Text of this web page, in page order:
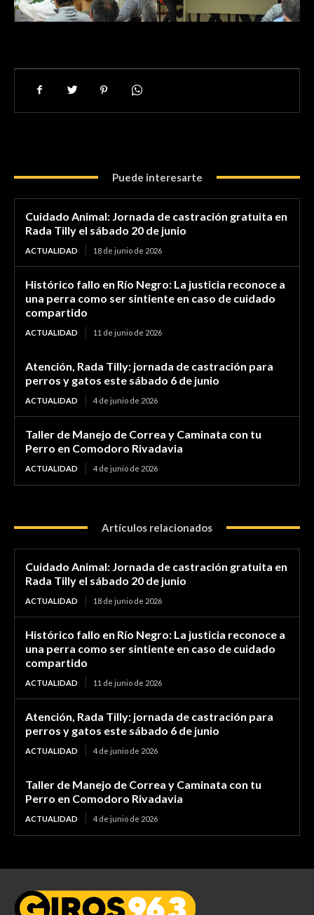
Puede interesarte
Cuidado Animal: Jornada de castración gratuita en
Rada Tilly el sábado 20 de junio
ACTUALIDAD 18 de junio de 2026
Histórico fallo en Río Negro: La justicia reconoce a
una perra como ser sintiente en caso de cuidado
compartido
ACTUALIDAD 11 de junio de 2026
Atención, Rada Tilly: jornada de castración para
perros y gatos este sábado 6 de junio
ACTUALIDAD 4 de junio de 2026
Taller de Manejo de Correa y Caminata con tu
Perro en Comodoro Rivadavia
ACTUALIDAD 4 de junio de 2026
Artículos relacionados
Cuidado Animal: Jornada de castración gratuita en
Rada Tilly el sábado 20 de junio
ACTUALIDAD 18 de junio de 2026
Histórico fallo en Río Negro: La justicia reconoce a
una perra como ser sintiente en caso de cuidado
compartido
ACTUALIDAD 11 de junio de 2026
Atención, Rada Tilly: jornada de castración para
perros y gatos este sábado 6 de junio
ACTUALIDAD 4 de junio de 2026
Taller de Manejo de Correa y Caminata con tu
Perro en Comodoro Rivadavia
ACTUALIDAD 4 de junio de 2026